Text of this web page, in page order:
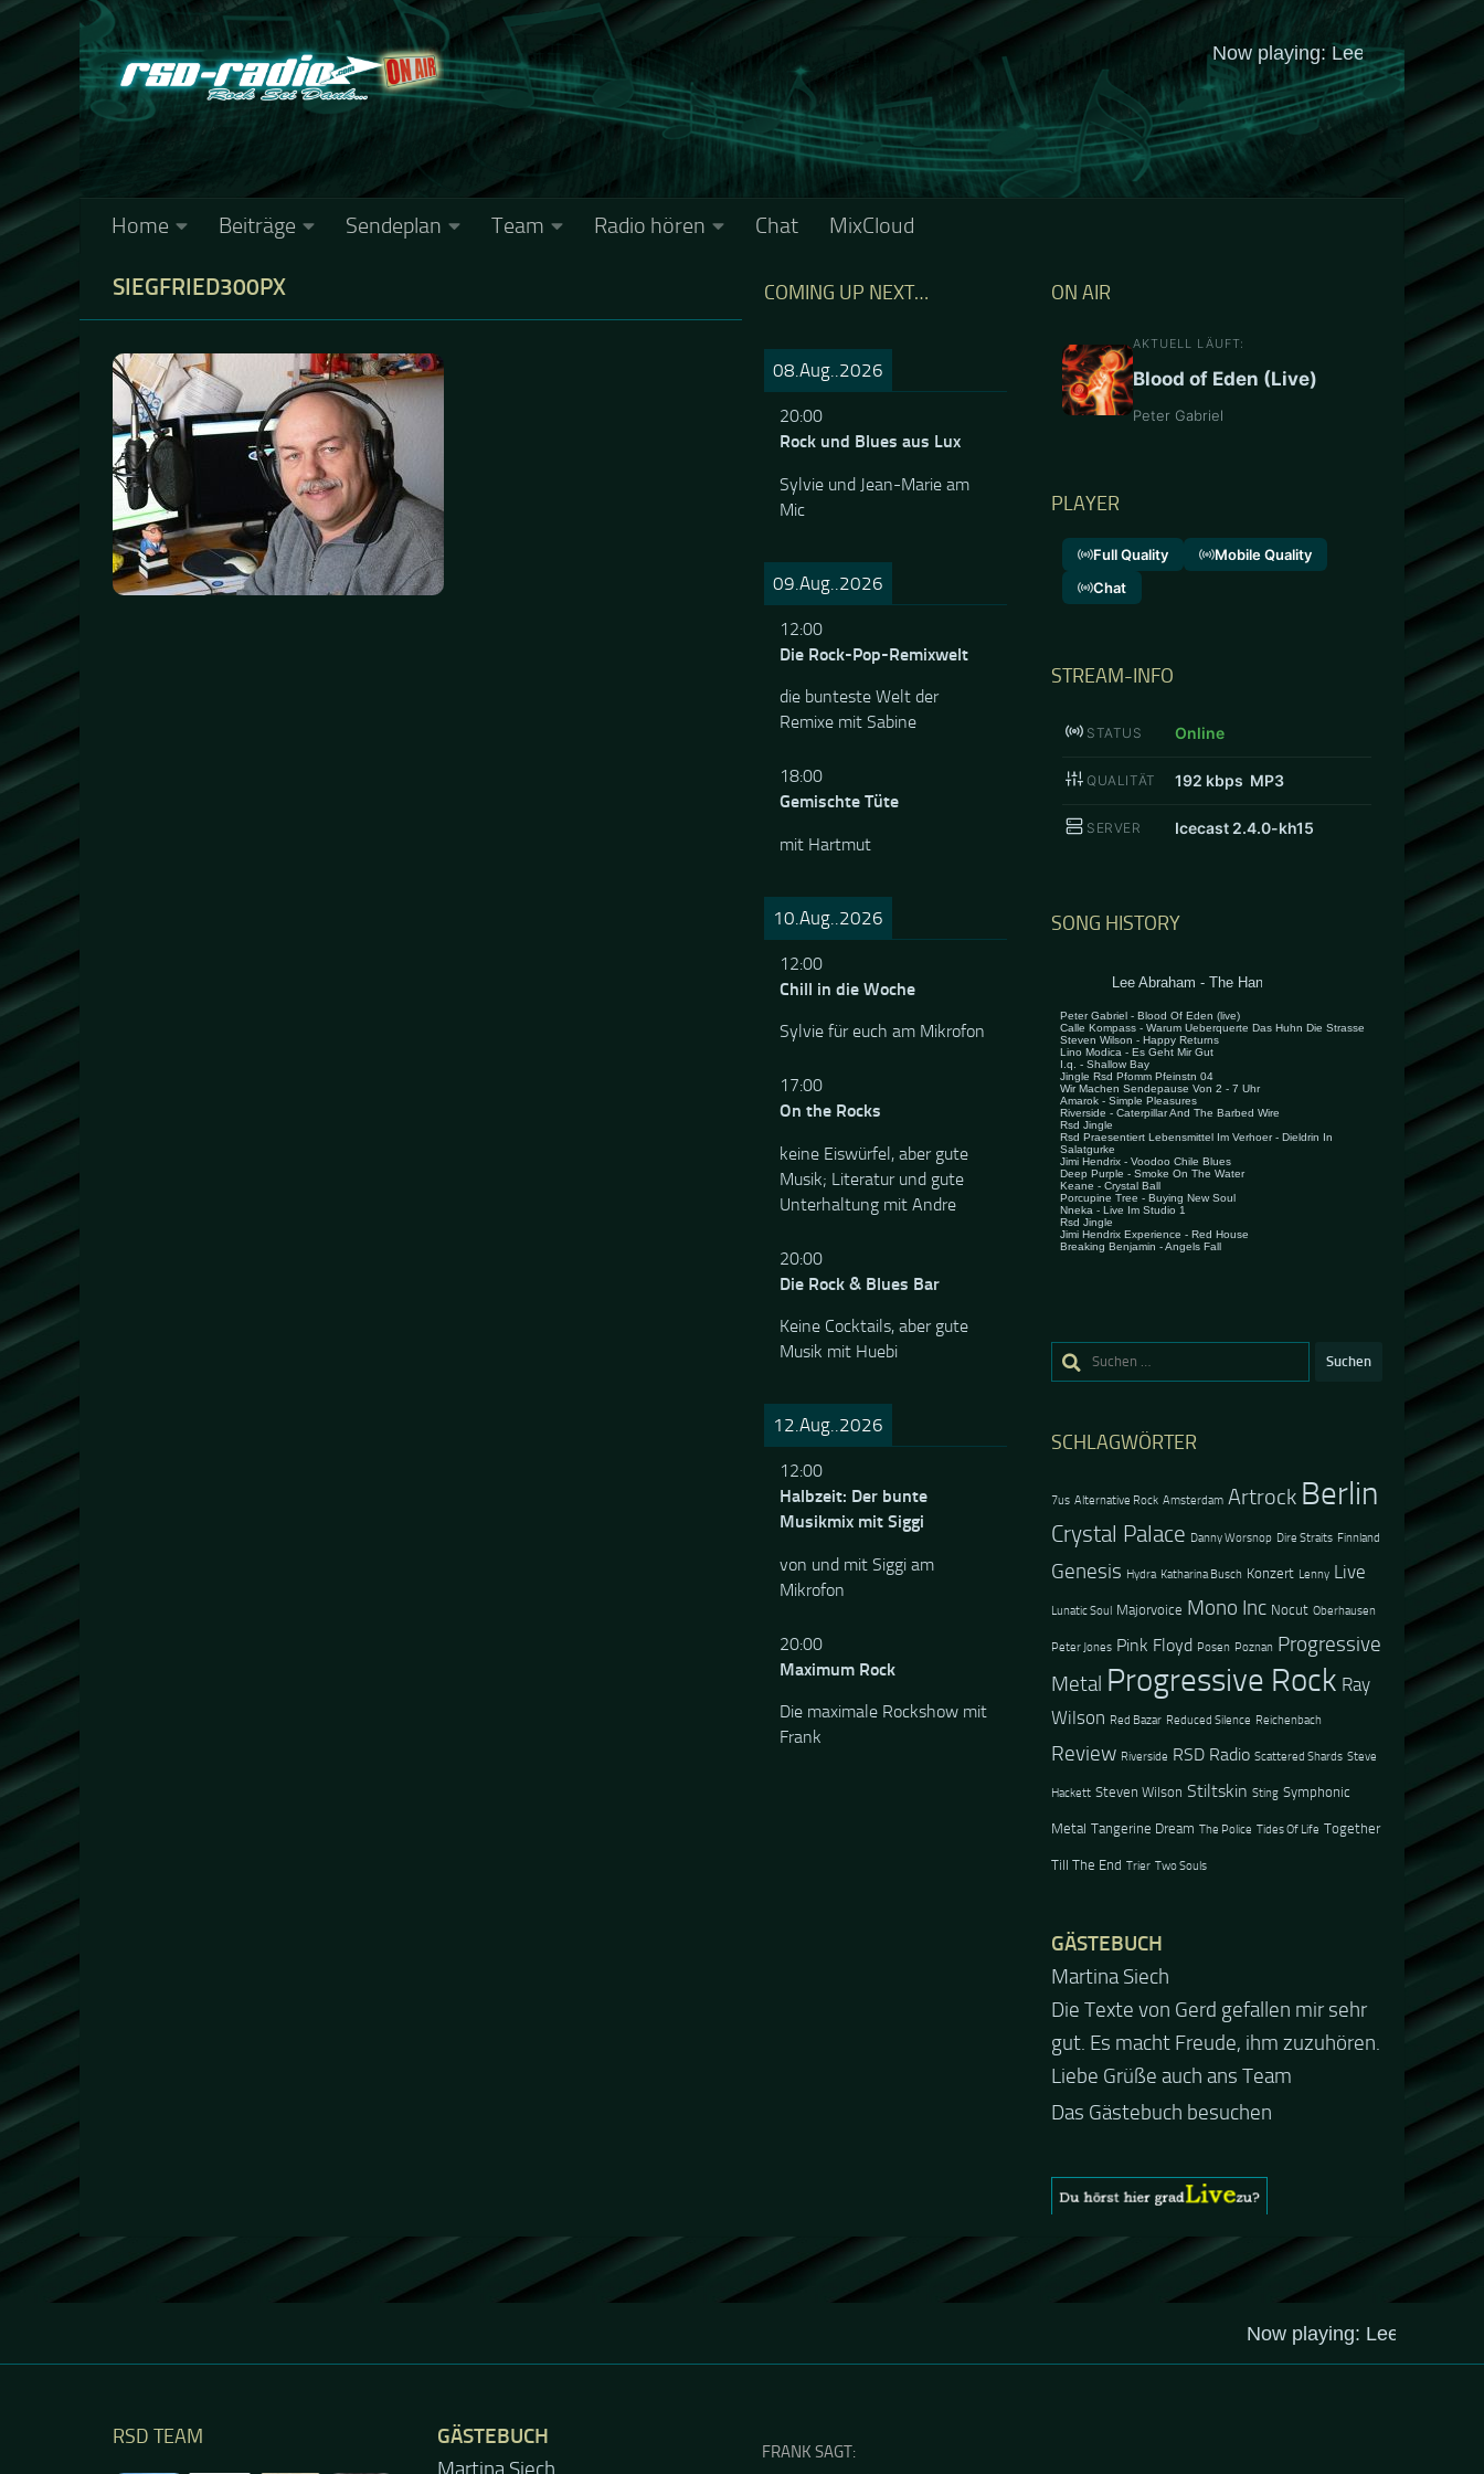
Zum Inhalt springen
Home Beiträge Sendeplan Team Radio hören Chat MixCloud
SIEGFRIED300PX ON AIR
AKTUELL LÄUFT:
Blood of Eden (Live)
Peter Gabriel
PLAYER
Full Quality
Mobile Quality
Chat
STREAM-INFO
STATUS Online
QUALITÄT 192 kbps MP3
SERVER Icecast 2.4.0-kh15
SONG HISTORY
Suchen
SCHLAGWÖRTER
7us Alternative Rock Amsterdam Artrock Berlin
Crystal Palace Danny Worsnop Dire Straits Finnland
Genesis Hydra Katharina Busch Konzert Lenny Live
Lunatic Soul Majorvoice Mono Inc Nocut Oberhausen
Peter Jones Pink Floyd Posen Poznan Progressive
Metal Progressive Rock Ray
Wilson Red Bazar Reduced Silence Reichenbach
Review Riverside RSD Radio Scattered Shards Steve
Hackett Steven Wilson Stiltskin Sting Symphonic
Metal Tangerine Dream The Police Tides Of Life Together
Till The End Trier Two Souls
GÄSTEBUCH
Martina Siech
Die Texte von Gerd gefallen mir sehr
gut. Es macht Freude, ihm zuzuhören.
Liebe Grüße auch ans Team
Jacel
Guten Abend und auch von uns
nochmals besten Dank für die tolle
Mucke zur Party! Der aktuelle Live
Stream ist eine schöne
COMING UP NEXT…
08.Aug..2026
20:00
Rock und Blues aus Lux
Sylvie und Jean-Marie am
Mic
09.Aug..2026
12:00
Die Rock-Pop-Remixwelt
die bunteste Welt der
Remixe mit Sabine
18:00
Gemischte Tüte
mit Hartmut
10.Aug..2026
12:00
Chill in die Woche
Sylvie für euch am Mikrofon
17:00
On the Rocks
keine Eiswürfel, aber gute
Musik; Literatur und gute
Unterhaltung mit Andre
20:00
Die Rock & Blues Bar
Keine Cocktails, aber gute
Musik mit Huebi
12.Aug..2026
12:00
Halbzeit: Der bunte
Musikmix mit Siggi
von und mit Siggi am
Mikrofon
20:00
Maximum Rock
Die maximale Rockshow mit
Frank